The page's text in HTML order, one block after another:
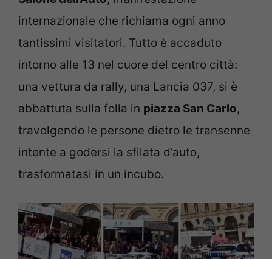
internazionale che richiama ogni anno
tantissimi visitatori. Tutto è accaduto
intorno alle 13 nel cuore del centro città:
una vettura da rally, una Lancia 037, si è
abbattuta sulla folla in piazza San Carlo,
travolgendo le persone dietro le transenne
intente a godersi la sfilata d’auto,
trasformatasi in un incubo.